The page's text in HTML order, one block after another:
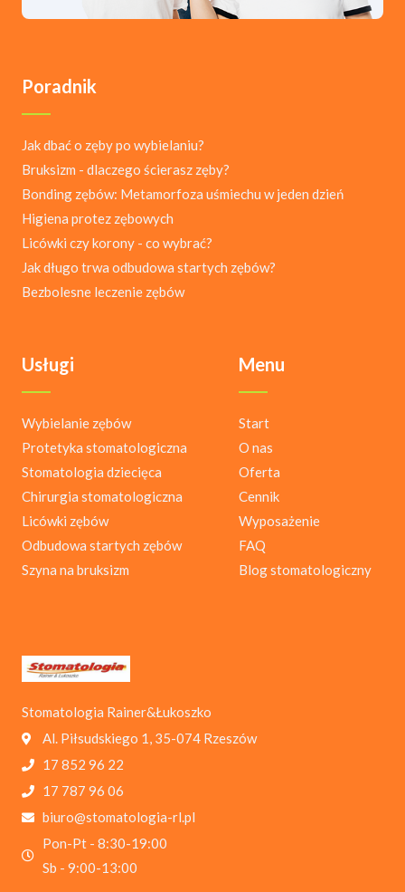
Stomatologia Rainer&Łukoszko
Al. Piłsudskiego 1, 35-074 Rzeszów
17 852 96 22
17 787 96 06
biuro@stomatologia-rl.pl
Pon-Pt - 8:30-19:00
Sb - 9:00-13:00
Menu
Start
O nas
Oferta
Cennik
Wyposażenie
FAQ
Blog stomatologiczny
Usługi
Wybielanie zębów
Protetyka stomatologiczna
Stomatologia dziecięca
Chirurgia stomatologiczna
Licówki zębów
Odbudowa startych zębów
Szyna na bruksizm
Poradnik
Jak dbać o zęby po wybielaniu?
Bruksizm - dlaczego ścierasz zęby?
Bonding zębów: Metamorfoza uśmiechu w jeden dzień
Higiena protez zębowych
Licówki czy korony - co wybrać?
Jak długo trwa odbudowa startych zębów?
Bezbolesne leczenie zębów